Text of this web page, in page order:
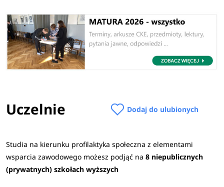
Uczelnie Dodaj do ulubionych
Studia na kierunku profilaktyka społeczna z elementami
wsparcia zawodowego możesz podjąć na 8 niepublicznych
(prywatnych) szkołach wyższych